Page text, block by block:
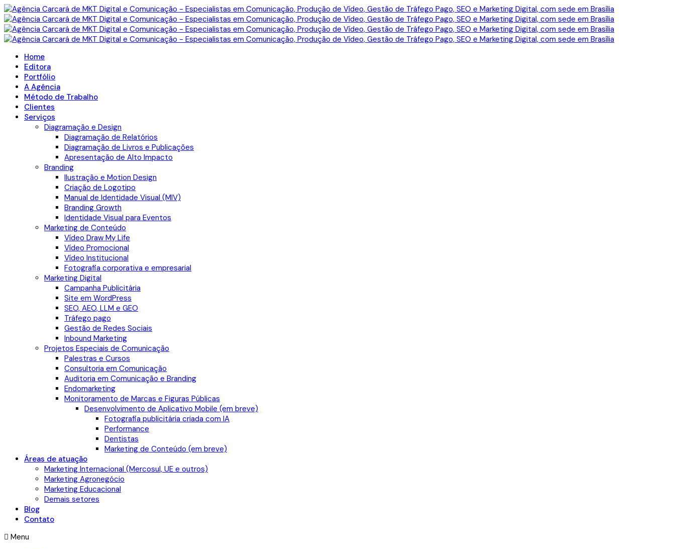
Home
Editora
Portfólio
A Agência
Método de Trabalho
Clientes
Serviços
Diagramação e Design
Diagramação de Relatórios
Diagramação de Livros e Publicações
Apresentação de Alto Impacto
Branding
Ilustração e Motion Design
Criação de Logotipo
Manual de Identidade Visual (MIV)
Branding Growth
Identidade Visual para Eventos
Marketing de Conteúdo
Vídeo Draw My Life
Vídeo Promocional
Vídeo Institucional
Fotografia corporativa e empresarial
Marketing Digital
Campanha Publicitária
Site em WordPress
SEO, AEO, LLM e GEO
Tráfego pago
Gestão de Redes Sociais
Inbound Marketing
Projetos Especiais de Comunicação
Palestras e Cursos
Consultoria em Comunicação
Auditoria em Comunicação e Branding
Endomarketing
Monitoramento de Marcas e Figuras Públicas
Desenvolvimento de Aplicativo Mobile (em breve)
Fotografia publicitária criada com IA
Performance
Dentistas
Marketing de Conteúdo (em breve)
Áreas de atuação
Marketing Internacional (Mercosul, UE e outros)
Marketing Agronegócio
Marketing Educacional
Demais setores
Blog
Contato
Menu